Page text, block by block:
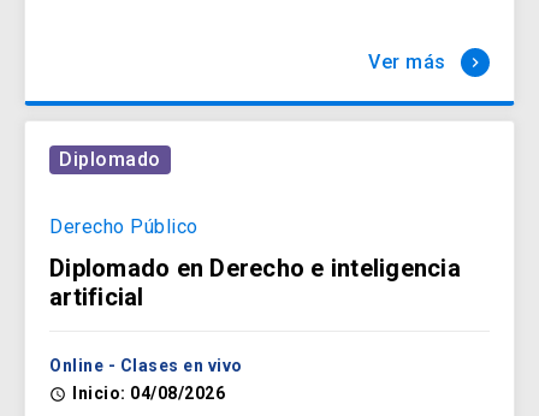
Ver más keyboard_arrow_right
Diplomado
Derecho Público
Diplomado en Derecho e inteligencia
artificial
Online - Clases en vivo
access_time Inicio: 04/08/2026